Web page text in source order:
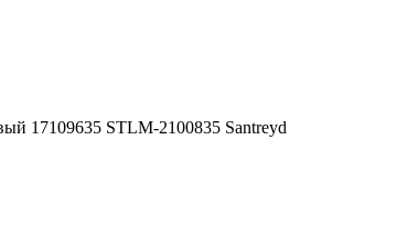
17109635 STLM-2100835 Santreyd